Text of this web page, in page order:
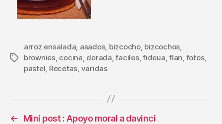
Etiquetas
arroz ensalada asados, bizcocho, bizcochos
brownies, cocina dorada ,faciles,fideua ,flan fotos,
pastel Recetas varidas
←
Mini post : Apoyo moral a davinci